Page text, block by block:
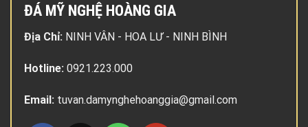
ĐÁ MỸ NGHỆ HOÀNG GIA
Địa Chỉ: NINH VÂN - HOA LƯ - NINH BÌNH
Hotline: 0921.223.000
Email: tuvan.damynghehoanggia@gmail.com